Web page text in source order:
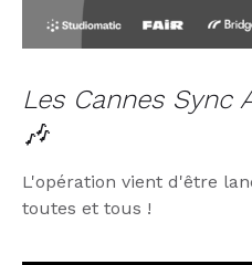
Les Cannes Sync
🎶
L'opération vient d'être
toutes et tous !